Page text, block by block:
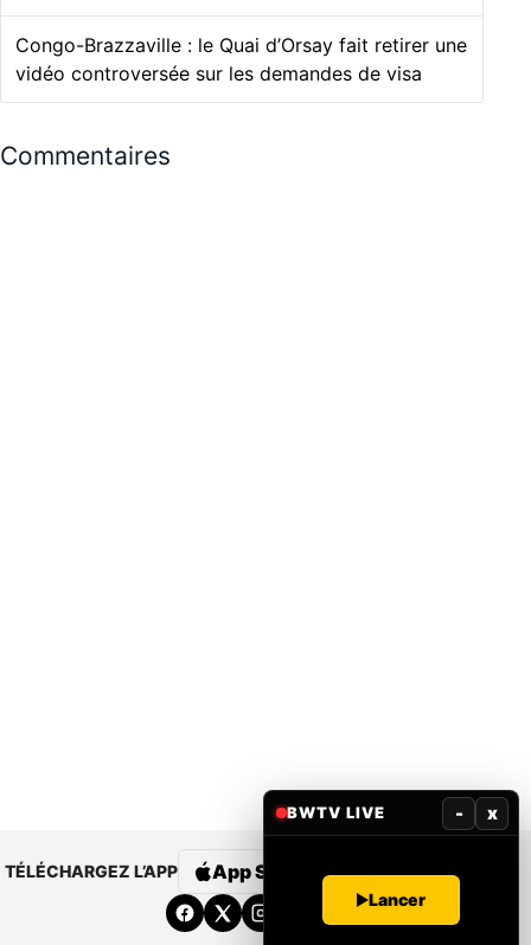
Congo-Brazzaville : le Quai d’Orsay fait retirer une
vidéo controversée sur les demandes de visa
Commentaires
TÉLÉCHARGEZ L’APP App Store Google Play
BWTV LIVE - x
Lancer